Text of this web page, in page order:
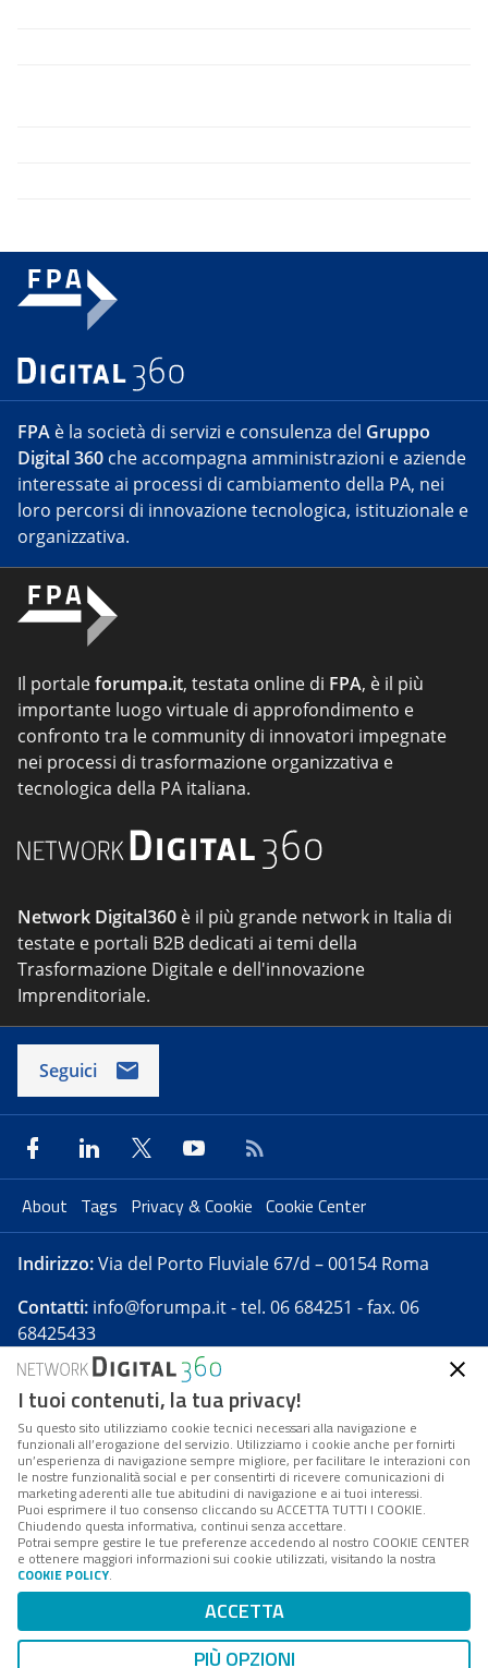
FPA è la società di servizi e consulenza del Gruppo
Digital 360 che accompagna amministrazioni e aziende
interessate ai processi di cambiamento della PA, nei
loro percorsi di innovazione tecnologica, istituzionale e
organizzativa.
Il portaleforumpa.it, testata online di FPA, è il più
importante luogo virtuale di approfondimento e
confronto tra le community di innovatori impegnate
nei processi di trasformazione organizzativa e
tecnologica della PA italiana.
Network Digital360 è il più grande network in Italia di
testate e portali B2B dedicati ai temi della
Trasformazione Digitale e dell'innovazione
Imprenditoriale.
Seguici
About Tags Privacy & Cookie Cookie Center
Indirizzo:Via del Porto Fluviale 67/d – 00154 Roma
Contatti: info@forumpa.it- tel. 06 684251 - fax. 06
68425433
Forumpa.itè una pubblicazione telematica iscritta
presso Registro della stampa del Tribunale di Roma -
Reg. n. 182 del 2 maggio 2008 - Direttore resp. Michela
Stentella
FPA s.r.l. è società soggetta a Direzione e
Coordinamento da parte di Digital360 S.p.A. - FPA s.r.l.
è un'azienda certificata per il sistema di management
Codice Fiscale/Partita IVA n. 10693191008 - R.E.A. Roma
n. 1249791. ISP AWS
Mappa del sito
I tuoi contenuti, la tua privacy!
Su questo sito utilizziamo cookie tecnici necessari alla navigazione e
funzionali all’erogazione del servizio. Utilizziamo i cookie anche per fornirti
un’esperienza di navigazione sempre migliore, per facilitare le interazioni con
le nostre funzionalità social e per consentirti di ricevere comunicazioni di
marketing aderenti alle tue abitudini di navigazione e ai tuoi interessi.
Puoi esprimere il tuo consenso cliccando su ACCETTA TUTTI I COOKIE.
Chiudendo questa informativa, continui senza accettare.
Potrai sempre gestire le tue preferenze accedendo al nostro COOKIE CENTER
e ottenere maggiori informazioni sui cookie utilizzati, visitando la nostra
COOKIE POLICY.
ACCETTA
PIÙ OPZIONI